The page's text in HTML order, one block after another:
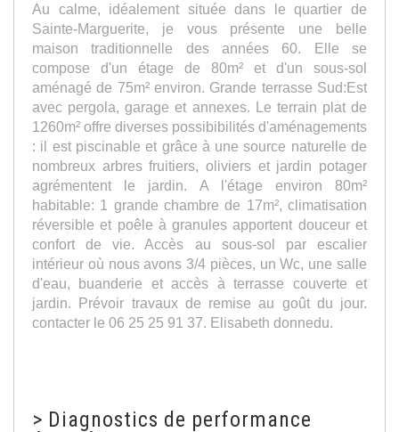
Au calme, idéalement située dans le quartier de
Sainte-Marguerite, je vous présente une belle
maison traditionnelle des années 60. Elle se
compose d'un étage de 80m² et d'un sous-sol
aménagé de 75m² environ. Grande terrasse Sud:Est
avec pergola, garage et annexes. Le terrain plat de
1260m² offre diverses possibibilités d'aménagements
: il est piscinable et grâce à une source naturelle de
nombreux arbres fruitiers, oliviers et jardin potager
agrémentent le jardin. A l'étage environ 80m²
habitable: 1 grande chambre de 17m², climatisation
réversible et poêle à granules apportent douceur et
confort de vie. Accès au sous-sol par escalier
intérieur où nous avons 3/4 pièces, un Wc, une salle
d'eau, buanderie et accès à terrasse couverte et
jardin. Prévoir travaux de remise au goût du jour.
contacter le 06 25 25 91 37. Elisabeth donnedu.
> Diagnostics de performance